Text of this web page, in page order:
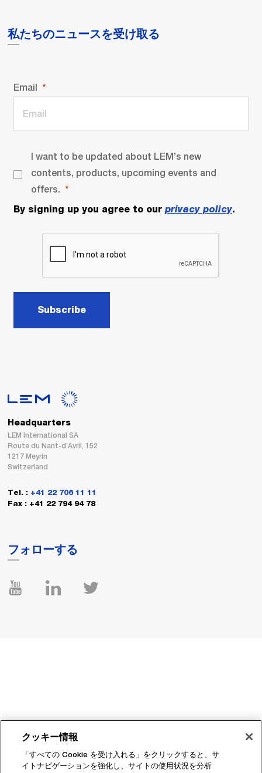
私たちのニュースを受け取る
Email
I want to be updated about LEM’s new
contents, products, upcoming events and
offers.
By signing up you agree to our privacy policy.
Subscribe
Headquarters
LEM International SA
Route du Nant-d’Avril, 152
1217 Meyrin
Switzerland
Tel. : +41 22 706 11 11
Fax : +41 22 794 94 78
フォローする
クッキー情報
「すべての Cookie を受け入れる」をクリックすると、サ
イトナビゲーションを強化し、サイトの使用状況を分析